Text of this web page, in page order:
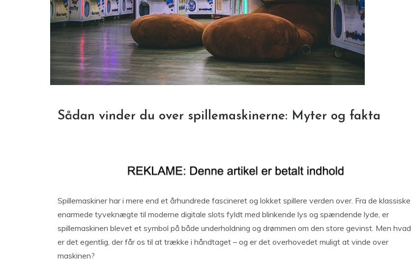
Sådan vinder du over spillemaskinerne: Myter og fakta
Spillemaskiner har i mere end et århundrede fascineret og lokket spillere verden over. Fra de klassiske
enarmede tyveknægte til moderne digitale slots fyldt med blinkende lys og spændende lyde, er
spillemaskinen blevet et symbol på både underholdning og drømmen om den store gevinst. Men hvad
er det egentlig, der får os til at trække i håndtaget – og er det overhovedet muligt at vinde over
maskinen?